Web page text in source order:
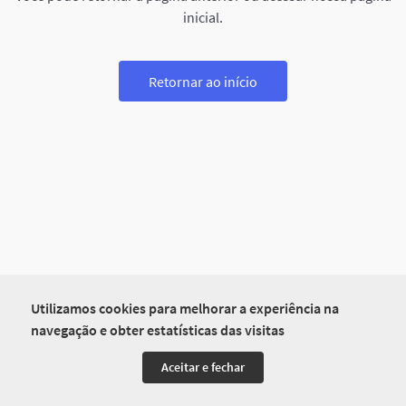
Utilizamos cookies para melhorar a experiência na
navegação e obter estatísticas das visitas
Aceitar e fechar
inicial.
Retornar ao início